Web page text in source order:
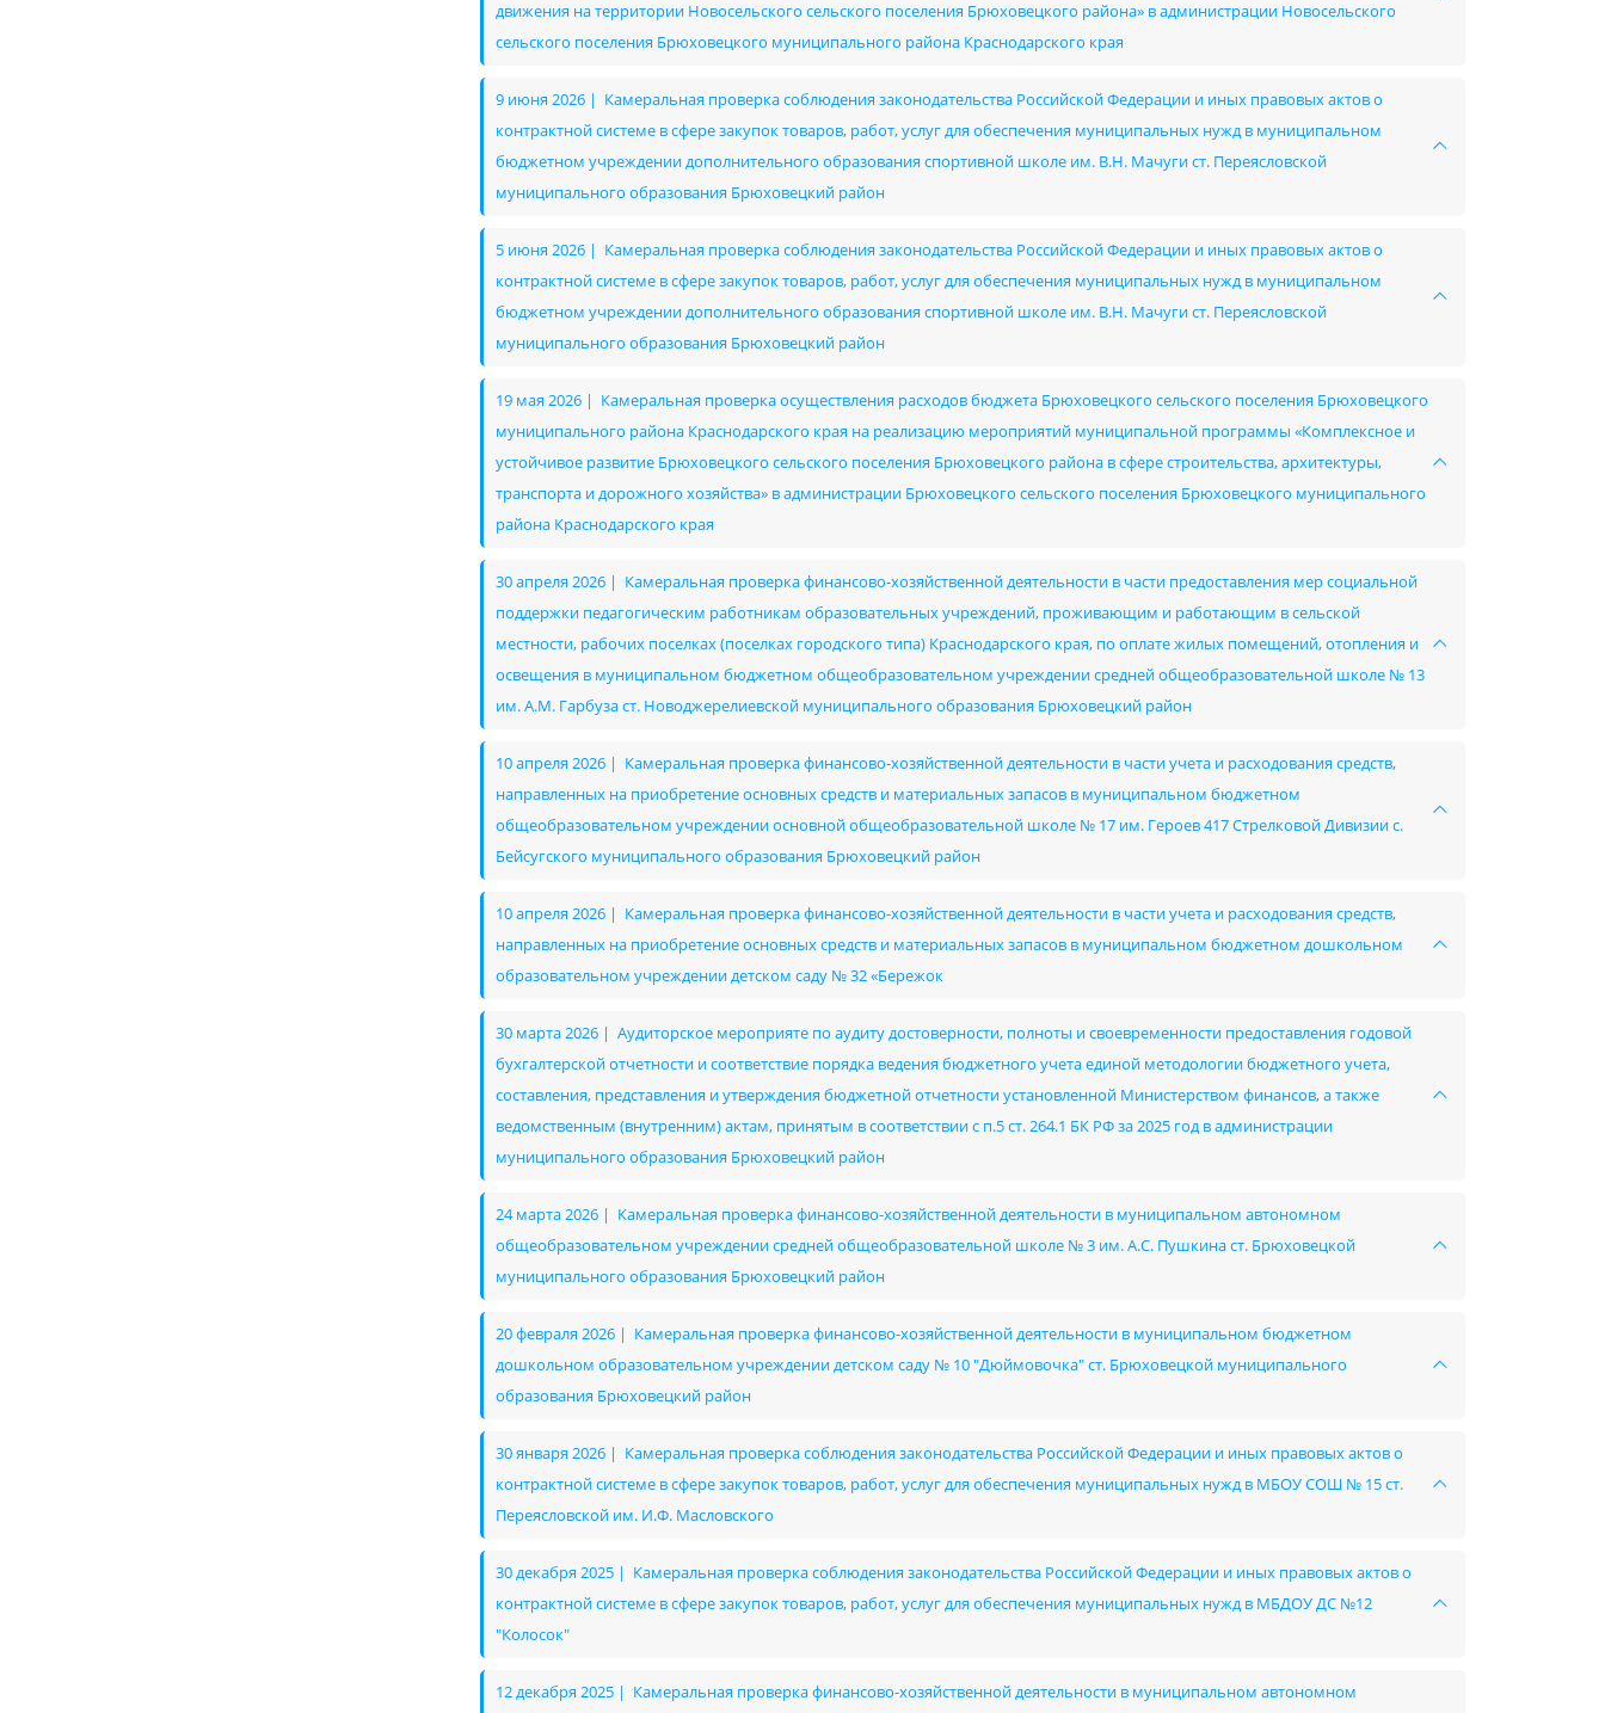
движения на территории Новосельского сельского поселения Брюховецкого района» в администрации Новосельского
сельского поселения Брюховецкого муниципального района Краснодарского края
9 июня 2026 | Камеральная проверка соблюдения законодательства Российской Федерации и иных правовых актов о
контрактной системе в сфере закупок товаров, работ, услуг для обеспечения муниципальных нужд в муниципальном
бюджетном учреждении дополнительного образования спортивной школе им. В.Н. Мачуги ст. Переясловской
муниципального образования Брюховецкий район
5 июня 2026 | Камеральная проверка соблюдения законодательства Российской Федерации и иных правовых актов о
контрактной системе в сфере закупок товаров, работ, услуг для обеспечения муниципальных нужд в муниципальном
бюджетном учреждении дополнительного образования спортивной школе им. В.Н. Мачуги ст. Переясловской
муниципального образования Брюховецкий район
19 мая 2026 | Камеральная проверка осуществления расходов бюджета Брюховецкого сельского поселения Брюховецкого
муниципального района Краснодарского края на реализацию мероприятий муниципальной программы «Комплексное и
устойчивое развитие Брюховецкого сельского поселения Брюховецкого района в сфере строительства, архитектуры,
транспорта и дорожного хозяйства» в администрации Брюховецкого сельского поселения Брюховецкого муниципального
района Краснодарского края
30 апреля 2026 | Камеральная проверка финансово-хозяйственной деятельности в части предоставления мер социальной
поддержки педагогическим работникам образовательных учреждений, проживающим и работающим в сельской
местности, рабочих поселках (поселках городского типа) Краснодарского края, по оплате жилых помещений, отопления и
освещения в муниципальном бюджетном общеобразовательном учреждении средней общеобразовательной школе № 13
им. А.М. Гарбуза ст. Новоджерелиевской муниципального образования Брюховецкий район
10 апреля 2026 | Камеральная проверка финансово-хозяйственной деятельности в части учета и расходования средств,
направленных на приобретение основных средств и материальных запасов в муниципальном бюджетном
общеобразовательном учреждении основной общеобразовательной школе № 17 им. Героев 417 Стрелковой Дивизии с.
Бейсугского муниципального образования Брюховецкий район
10 апреля 2026 | Камеральная проверка финансово-хозяйственной деятельности в части учета и расходования средств,
направленных на приобретение основных средств и материальных запасов в муниципальном бюджетном дошкольном
образовательном учреждении детском саду № 32 «Бережок
30 марта 2026 | Аудиторское мероприяте по аудиту достоверности, полноты и своевременности предоставления годовой
бухгалтерской отчетности и соответствие порядка ведения бюджетного учета единой методологии бюджетного учета,
составления, представления и утверждения бюджетной отчетности установленной Министерством финансов, а также
ведомственным (внутренним) актам, принятым в соответствии с п.5 ст. 264.1 БК РФ за 2025 год в администрации
муниципального образования Брюховецкий район
24 марта 2026 | Камеральная проверка финансово-хозяйственной деятельности в муниципальном автономном
общеобразовательном учреждении средней общеобразовательной школе № 3 им. А.С. Пушкина ст. Брюховецкой
муниципального образования Брюховецкий район
20 февраля 2026 | Камеральная проверка финансово-хозяйственной деятельности в муниципальном бюджетном
дошкольном образовательном учреждении детском саду № 10 "Дюймовочка" ст. Брюховецкой муниципального
образования Брюховецкий район
30 января 2026 | Камеральная проверка соблюдения законодательства Российской Федерации и иных правовых актов о
контрактной системе в сфере закупок товаров, работ, услуг для обеспечения муниципальных нужд в МБОУ СОШ № 15 ст.
Переясловской им. И.Ф. Масловского
30 декабря 2025 | Камеральная проверка соблюдения законодательства Российской Федерации и иных правовых актов о
контрактной системе в сфере закупок товаров, работ, услуг для обеспечения муниципальных нужд в МБДОУ ДС №12
"Колосок"
12 декабря 2025 | Камеральная проверка финансово-хозяйственной деятельности в муниципальном автономном